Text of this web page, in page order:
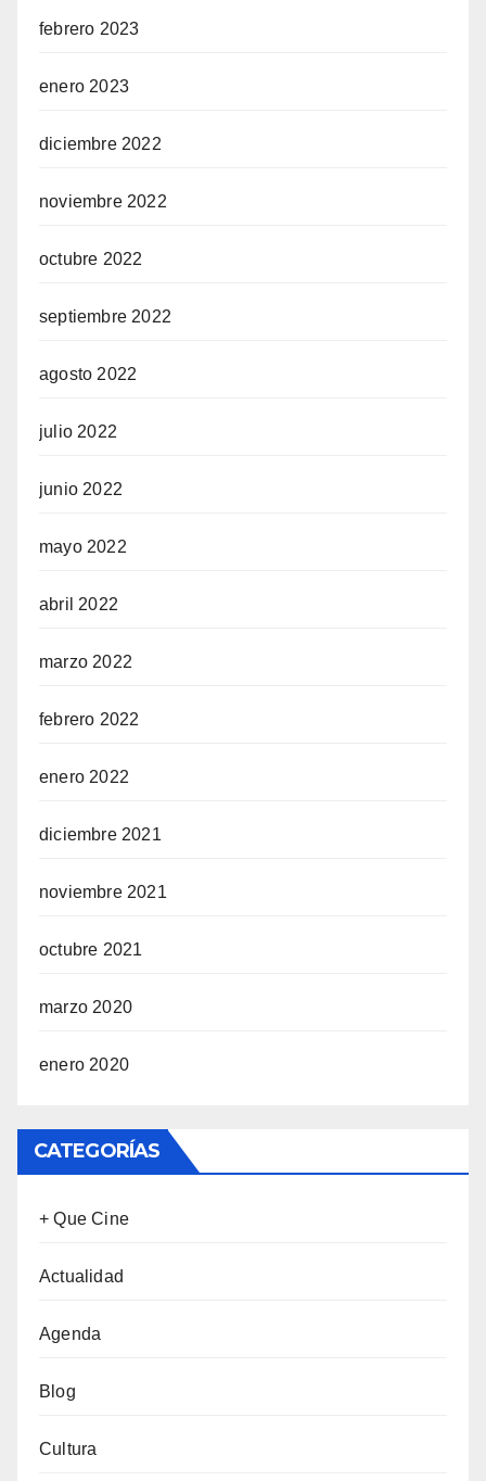
febrero 2023
enero 2023
diciembre 2022
noviembre 2022
octubre 2022
septiembre 2022
agosto 2022
julio 2022
junio 2022
mayo 2022
abril 2022
marzo 2022
febrero 2022
enero 2022
diciembre 2021
noviembre 2021
octubre 2021
marzo 2020
enero 2020
CATEGORÍAS
+ Que Cine
Actualidad
Agenda
Blog
Cultura